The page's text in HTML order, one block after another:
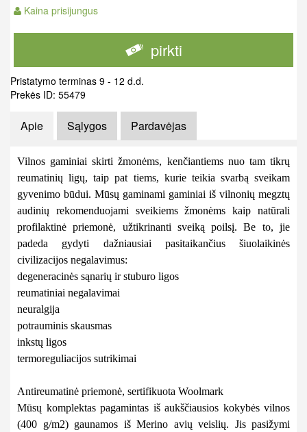
Kaina prisijungus
pirkti
Pristatymo terminas 9 - 12 d.d.
Prekės ID: 55479
Apie Sąlygos Pardavėjas
Vilnos gaminiai skirti žmonėms, kenčiantiems nuo tam tikrų
reumatinių ligų, taip pat tiems, kurie teikia svarbą sveikam
gyvenimo būdui. Mūsų gaminami gaminiai iš vilnonių megztų
audinių rekomenduojami sveikiems žmonėms kaip natūrali
profilaktinė priemonė, užtikrinanti sveiką poilsį. Be to, jie
padeda gydyti dažniausiai pasitaikančius šiuolaikinės
civilizacijos negalavimus:
degeneracinės sąnarių ir stuburo ligos
reumatiniai negalavimai
neuralgija
potrauminis skausmas
inkstų ligos
termoreguliacijos sutrikimai
Antireumatinė priemonė, sertifikuota Woolmark
Mūsų komplektas pagamintas iš aukščiausios kokybės vilnos
(400 g/m2) gaunamos iš Merino avių veislių. Jis pasižymi